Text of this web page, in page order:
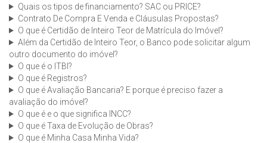
Quais os tipos de financiamento? SAC ou PRICE?
Contrato De Compra E Venda e Cláusulas Propostas?
O que é Certidão de Inteiro Teor de Matrícula do Imóvel?
Além da Certidão de Inteiro Teor, o Banco pode solicitar algum
outro documento do imóvel?
O que é o ITBI?
O que é Registros?
O que é Avaliação Bancaria? E porque é preciso fazer a
avaliação do imóvel?
O que é e o que significa INCC?
O que é Taxa de Evolução de Obras?
O que é Minha Casa Minha Vida?